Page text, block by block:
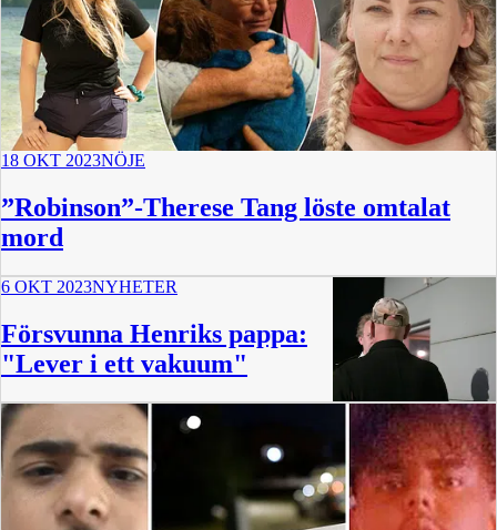
18 OKT 2023NÖJE
”Robinson”-Therese Tang löste omtalat
mord
6 OKT 2023NYHETER
Försvunna Henriks pappa:
"Lever i ett vakuum"
1:53